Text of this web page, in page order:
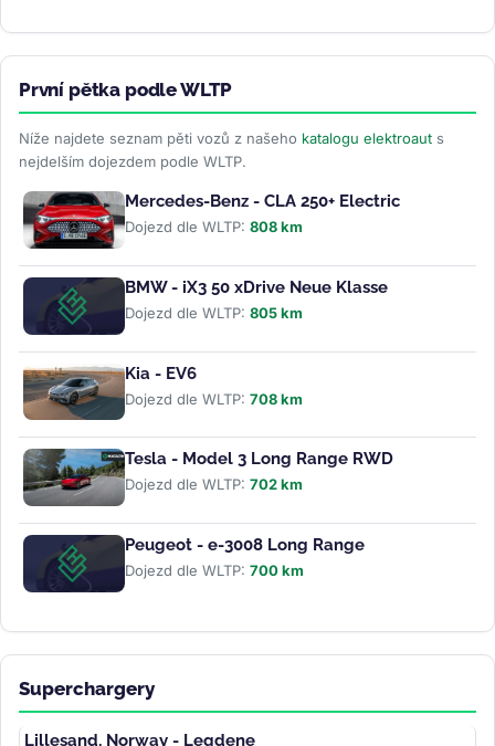
První pětka podle WLTP
Níže najdete seznam pěti vozů z našeho katalogu elektroaut s
nejdelším dojezdem podle WLTP.
Mercedes-Benz - CLA 250+ Electric
Dojezd dle WLTP: 808 km
BMW - iX3 50 xDrive Neue Klasse
Dojezd dle WLTP: 805 km
Kia - EV6
Dojezd dle WLTP: 708 km
Tesla - Model 3 Long Range RWD
Dojezd dle WLTP: 702 km
Peugeot - e-3008 Long Range
Dojezd dle WLTP: 700 km
Superchargery
Lillesand, Norway - Legdene